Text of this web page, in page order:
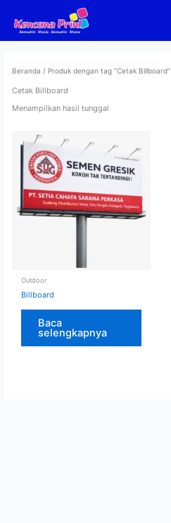
konten
Beranda / Produk dengan tag “Cetak Billboard”
Cetak Billboard
Menampilkan hasil tunggal
Outdoor
Billboard
Baca
selengkapnya